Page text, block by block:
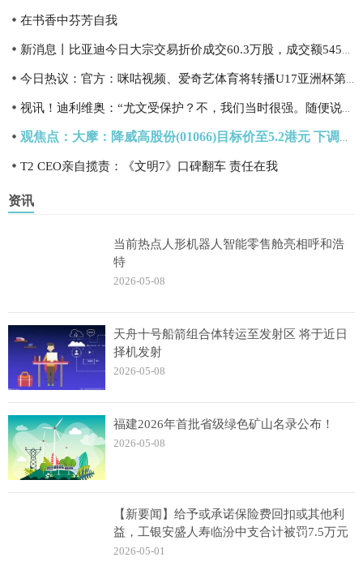
在书香中芬芳自我
T2 CEO亲自揽责：《文明7》口碑翻车 责任在我
资讯
当前热点人形机器人智能零售舱亮相呼和浩
特
2026-05-08
天舟十号船箭组合体转运至发射区 将于近日
择机发射
2026-05-08
福建2026年首批省级绿色矿山名录公布！
2026-05-08
【新要闻】给予或承诺保险费回扣或其他利
益，工银安盛人寿临汾中支合计被罚7.5万元
2026-05-01